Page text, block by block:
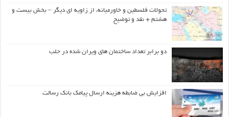
تحولات فلسطین و خاورمیانه، از زاویه ای دیگر – بخش بیست و
هشتم + نقد و توضیح
دو برابر تعداد ساختمان های ویران شده در حلب
افزایش بی ضابطه هزینه ارسال پیامک بانک رسالت